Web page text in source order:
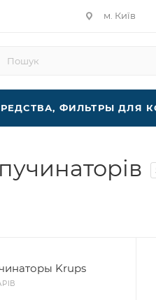
м. Київ
ФИЛЬТРЫ ДЛЯ
Krups